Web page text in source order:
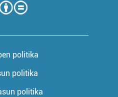
politika
politika
politika